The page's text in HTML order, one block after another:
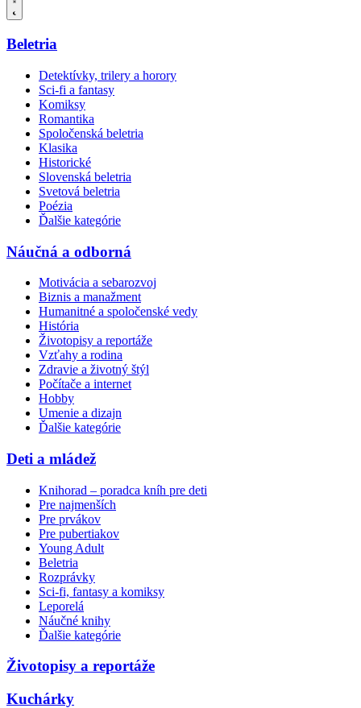
Beletria
Detektívky, trilery a horory
Sci-fi a fantasy
Komiksy
Romantika
Spoločenská beletria
Klasika
Historické
Slovenská beletria
Svetová beletria
Poézia
Ďalšie kategórie
Náučná a odborná
Motivácia a sebarozvoj
Biznis a manažment
Humanitné a spoločenské vedy
História
Životopisy a reportáže
Vzťahy a rodina
Zdravie a životný štýl
Počítače a internet
Hobby
Umenie a dizajn
Ďalšie kategórie
Deti a mládež
Knihorad – poradca kníh pre deti
Pre najmenších
Pre prvákov
Pre pubertiakov
Young Adult
Beletria
Rozprávky
Sci-fi, fantasy a komiksy
Leporelá
Náučné knihy
Ďalšie kategórie
Životopisy a reportáže
Kuchárky